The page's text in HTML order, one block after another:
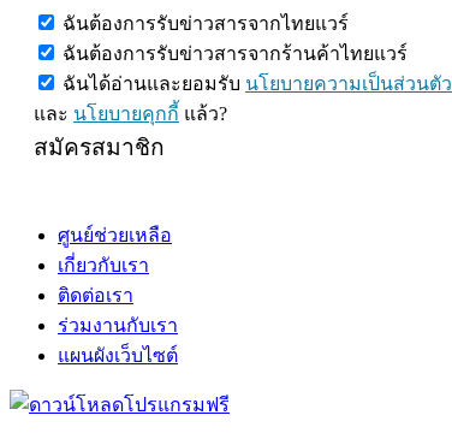
ฉันต้องการรับข่าวสารจากไทยแวร์
ฉันต้องการรับข่าวสารจากร้านค้าไทยแวร์
ฉันได้อ่านและยอมรับ นโยบายความเป็นส่วนตัว
และ นโยบายคุกกี้ แล้ว?
สมัครสมาชิก
ศูนย์ช่วยเหลือ
เกี่ยวกับเรา
ติดต่อเรา
ร่วมงานกับเรา
แผนผังเว็บไซต์